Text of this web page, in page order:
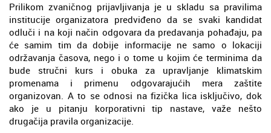
Prilikom zvaničnog prijavljivanja je u skladu sa pravilima
institucije organizatora predviđeno da se svaki kandidat
odluči i na koji način odgovara da predavanja pohađaju, pa
će samim tim da dobije informacije ne samo o lokaciji
održavanja časova, nego i o tome u kojim će terminima da
bude stručni kurs i obuka za upravljanje klimatskim
promenama i primenu odgovarajućih mera zaštite
organizovan. A to se odnosi na fizička lica isključivo, dok
ako je u pitanju korporativni tip nastave, važe nešto
drugačija pravila organizacije.